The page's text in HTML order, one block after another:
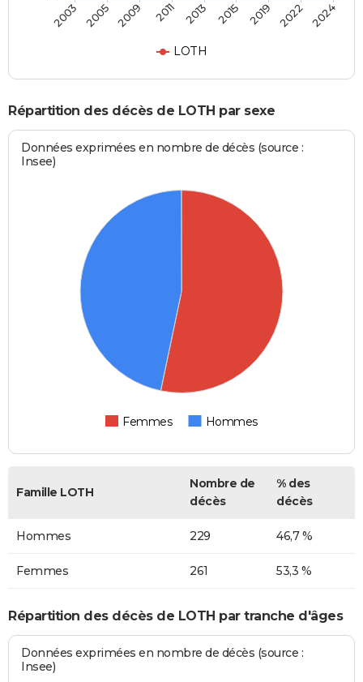
LOTH
2003 2005 2009 2011 2013 2015 2019 2022 2024
Répartition des décès de LOTH par sexe
Données exprimées en nombre de décès (source :
Insee)
Femmes Hommes
Famille LOTH
Nombre de
décès
% des
décès
Hommes 229 46,7 %
Femmes 261 53,3 %
Répartition des décès de LOTH par tranche d'âges
Données exprimées en nombre de décès (source :
Insee)